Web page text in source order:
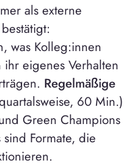
als externe
was Kolleg:innen
eigenes Verhalten
Regelmäßige
60 Min.)
Green Champions
Formate, die